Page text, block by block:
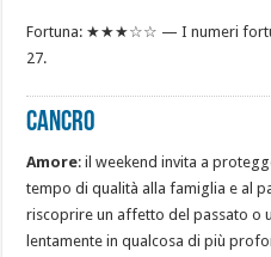
Fortuna: ★★★☆☆ — I numeri
27.
CANCRO
Amore: il weekend invita a
tempo di qualità alla famiglia e al
riscoprire un affetto del passato o
lentamente in qualcosa di più